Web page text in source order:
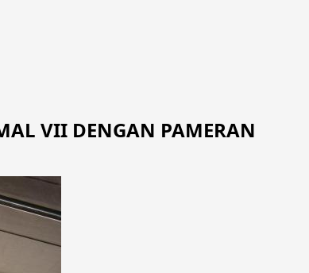
VII DENGAN PAMERAN